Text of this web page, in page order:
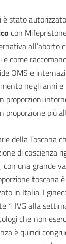
è stato
con
all’aborto
come
OMS e
negli anni
proporzioni
proporzione più
della Toscana
di coscienza
con una grande
toscana
in Italia. I
1 IVG alla
che non
è quindi